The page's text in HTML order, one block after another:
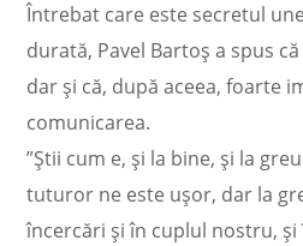
Întrebat care este secretul
durată, Pavel Bartoș a spus
dar și că, după aceea, foarte
comunicarea.
”Știi cum e, și la bine, și la
tuturor ne este ușor, dar la
încercări și în cuplul nostru,